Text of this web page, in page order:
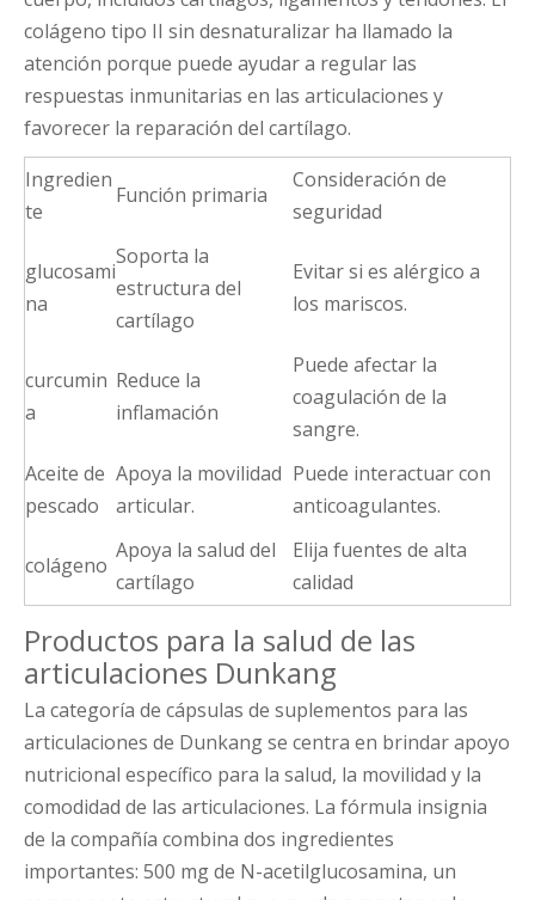
colágeno tipo II sin desnaturalizar ha llamado la
atención porque puede ayudar a regular las
respuestas inmunitarias en las articulaciones y
favorecer la reparación del cartílago.
Ingredien
te
Función primaria
Consideración de
seguridad
glucosami
na
Soporta la
estructura del
cartílago
Evitar si es alérgico a
los mariscos.
curcumin
a
Reduce la
inflamación
Puede afectar la
coagulación de la
sangre.
Aceite de
pescado
Apoya la movilidad
articular.
Puede interactuar con
anticoagulantes.
colágeno
Apoya la salud del
cartílago
Elija fuentes de alta
calidad
Productos para la salud de las
articulaciones Dunkang
La categoría de cápsulas de suplementos para las
articulaciones de Dunkang se centra en brindar apoyo
nutricional específico para la salud, la movilidad y la
comodidad de las articulaciones. La fórmula insignia
de la compañía combina dos ingredientes
importantes: 500 mg de N-acetilglucosamina, un